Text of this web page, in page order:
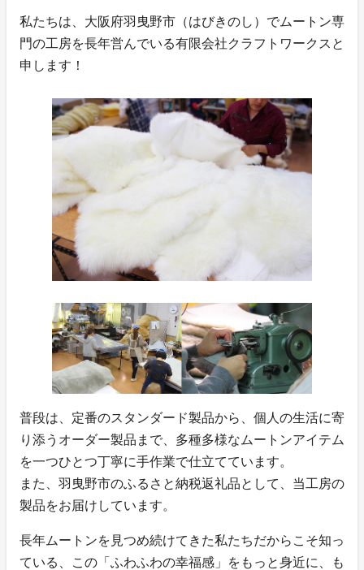
私たちは、大阪府羽曳野市（はびきのし）でムートン専
門の工房を長年営んでいる有限会社クラフトワークスと
申します！
普段は、定番のスタンダード製品から、個人の生活に寄
り添うオーダー製品まで、多種多様なムートンアイテム
を一つひとつ丁寧に手作業で仕立てています。
また、羽曳野市のふるさと納税返礼品として、当工房の
製品をお届けしています。
長年ムートンを見つめ続けてきた私たちだからこそ知っ
ている、この「ふわふわの幸福感」をもっと身近に、も